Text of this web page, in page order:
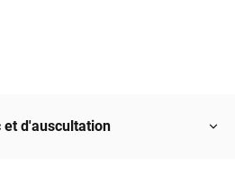
et d'auscultation